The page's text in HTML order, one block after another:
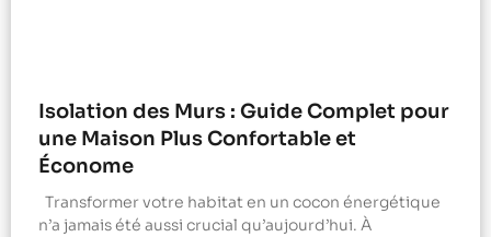
Isolation des Murs : Guide Complet pour
une Maison Plus Confortable et
Économe
Transformer votre habitat en un cocon énergétique
n’a jamais été aussi crucial qu’aujourd’hui. À